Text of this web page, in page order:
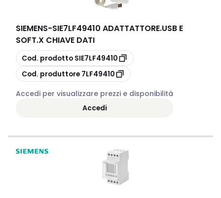
SIEMENS-SIE7LF49410 ADATTATTORE.USB E
SOFT.X CHIAVE DATI
copia
Cod. prodotto SIE7LF49410
copia
Cod. produttore 7LF49410
Accedi per visualizzare prezzi e disponibilità
Accedi